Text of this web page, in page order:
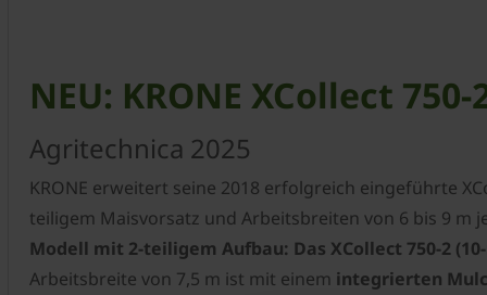
NEU: KRONE XCollect
Agritechnica 2025
KRONE erweitert seine 2018 erfolgreich eingeführte
teiligem Maisvorsatz und Arbeitsbreiten von 6 bis 9 m
Modell mit 2-teiligem Aufbau: Das XCollect 750-2
Arbeitsbreite von 7,5 m ist mit einem integrierten